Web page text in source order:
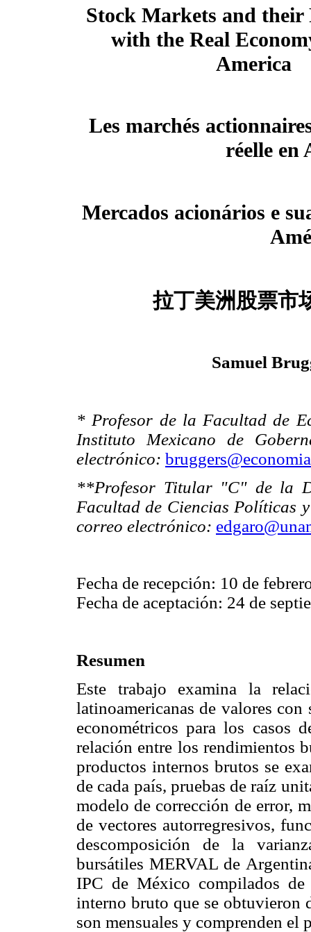
Stock Markets and their
with the Real
America
Les marchés
réelle en
Mercados acionários e
拉丁美洲股票市
Samuel
* Profesor de la Facultad de
Instituto Mexicano de
electrónico:
**Profesor Titular "C" de la
Facultad de Ciencias Políticas
correo electrónico:
Fecha de recepción: 10 de
Fecha de aceptación: 24 de
Resumen
Este trabajo examina la
latinoamericanas de valores
econométricos para los casos
relación entre los rendimientos
productos internos brutos se
de cada país, pruebas de raíz
modelo de corrección de error,
de vectores autorregresivos,
descomposición de la
bursátiles MERVAL de
IPC de México compilados
interno bruto que se obtuvieron
son mensuales y comprenden el